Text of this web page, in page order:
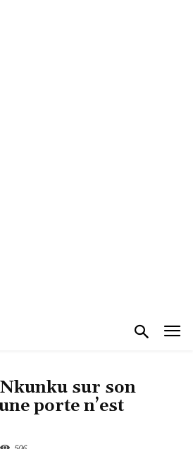
sur son
porte n’est